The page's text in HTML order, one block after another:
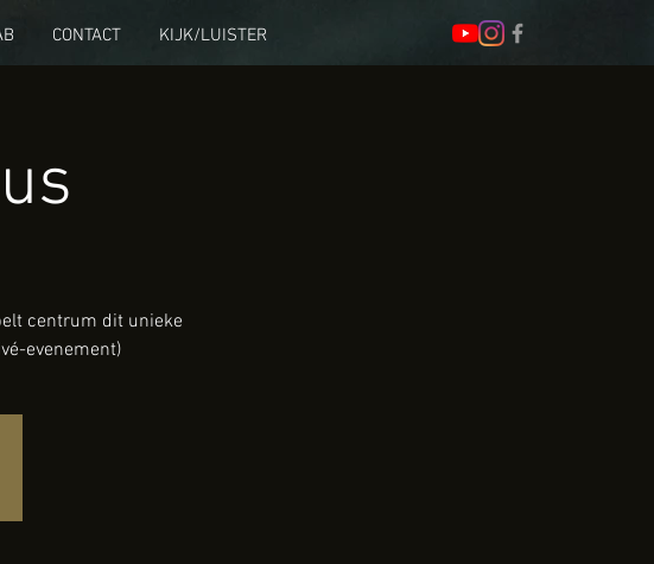
CONTACT KIJK/LUISTER
centrum dit unieke
evenement)